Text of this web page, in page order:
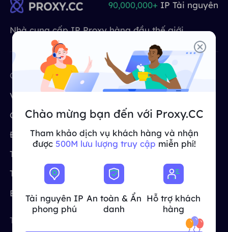
Ủy nhiệm trung tâm dữ liệu tĩnh
$0.2 /IP/ngày
Một đặc vụ ISP lâu dài /GB
Bảo vệ thương hiệu
Giám sát SEO
Quét và thu thập dữ liệu web
Xem tất cả
ĐỐI TÁC
Đối tác
CÔNG CỤ MIỄN PHÍ
ĐỊA ĐIỂM
Hoa Kỳ
Học hỏi
GIÚP ĐỠ
Câu hỏi thường gặp
Blog
Hướng dẫn sử dụng
TÍCH HỢP
Cách bật lại quyền thông
báo trang web
Việt Nam
中文
Deutsch
Indonesia
ngay!
Khu dân cư $0/GB Không giới hạn $0/Ngày
Đăng nhập Đăng ký
Nhà cung cấp IP Proxy hàng đầu thế giới
90,000,000+ IP Tài nguyên
CÔNG TY
Về chúng tôi
Chương trình liên kết
Định giá
Trường hợp sử dụng
Trung tâm trợ giúp
Blog
CÔNG CỤ MIỄN PHÍ
Trình kiểm tra proxy
CroxyProxy
Proxy của ISP
TUYỆT VỜI
Chào mừng bạn đến với Proxy.CC
Tham khảo dịch vụ khách hàng và nhận
được 500M lưu lượng truy cập miễn phí!
Tài nguyên IP
phong phú
An toàn & Ẩn
danh
Hỗ trợ khách
hàng